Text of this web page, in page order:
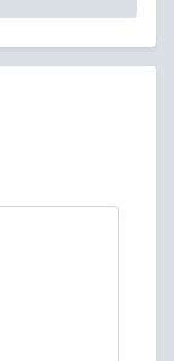
子の